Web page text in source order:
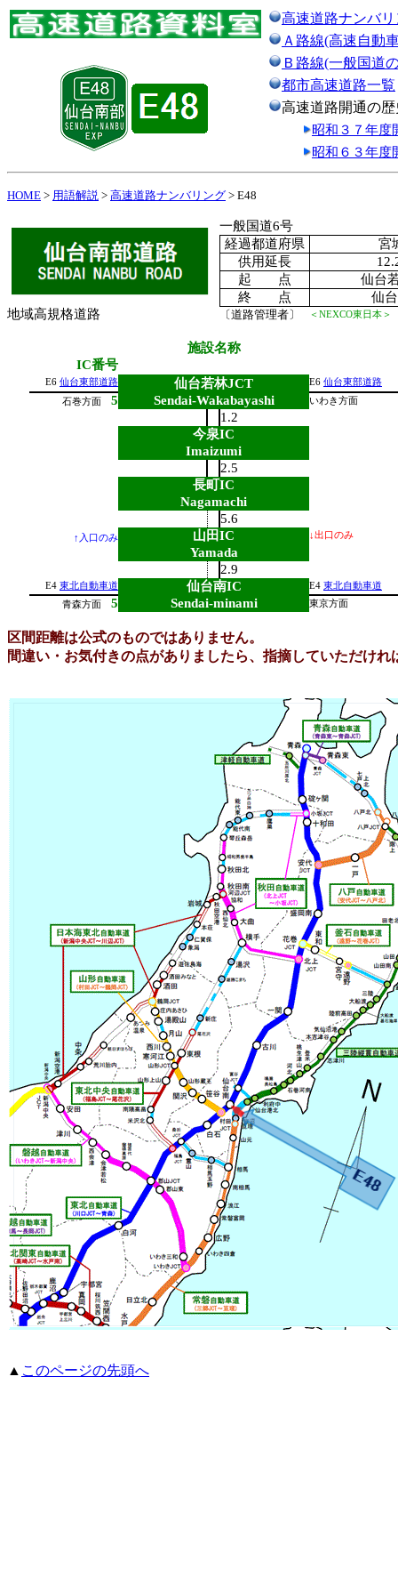
高速道路ナンバ
Ａ路線(高速自動
Ｂ路線(一般国道
都市高速道路一覧
高速道路開通の歴
昭和３７年度
昭和６３年度
HOME > 用語解説 > 高速道路ナンバリング > E48
一般国道6号
経過都道府県
宮
供用延長
起 点
仙台
終 点
仙
地域高規格道路
〔道路管理者〕 ＜NEXCO東日本＞
施設名称
IC番号
E6 仙台東部道路 仙台若林JCT E6 仙台東部道路
石巻方面 5 Sendai-Wakabayashi いわき方面
1.2
今泉IC
Imaizumi
2.5
長町IC
Nagamachi
5.6
↑入口のみ 山田IC ↓出口のみ
Yamada
2.9
E4 東北自動車道 仙台南IC E4 東北自動車道
青森方面 5 Sendai-minami 東京方面
区間距離は公式のものではありません。
間違い・お気付きの点がありましたら、指摘していただけれ
▲ このページの先頭へ